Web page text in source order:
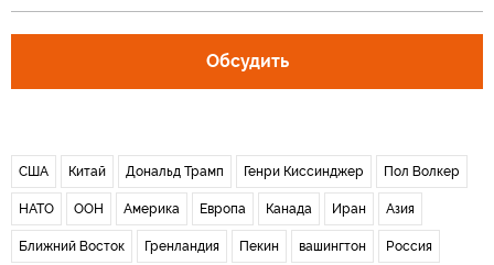
Обсудить
США Китай Дональд Трамп Генри Киссинджер Пол Волкер
НАТО ООН Америка Европа Канада Иран Азия
Ближний Восток Гренландия Пекин вашингтон Россия